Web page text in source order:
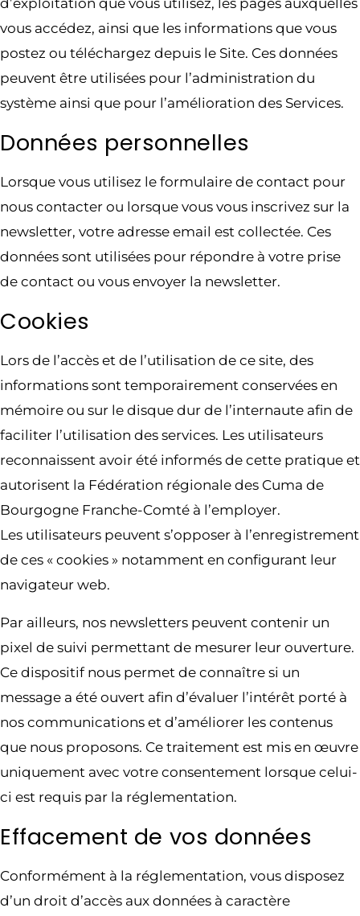
d’exploitation que vous utilisez, les pages auxquelles
vous accédez, ainsi que les informations que vous
postez ou téléchargez depuis le Site. Ces données
peuvent être utilisées pour l’administration du
système ainsi que pour l’amélioration des Services.
Données personnelles
Lorsque vous utilisez le formulaire de contact pour
nous contacter ou lorsque vous vous inscrivez sur la
newsletter, votre adresse email est collectée. Ces
données sont utilisées pour répondre à votre prise
de contact ou vous envoyer la newsletter.
Cookies
Lors de l’accès et de l’utilisation de ce site, des
informations sont temporairement conservées en
mémoire ou sur le disque dur de l’internaute afin de
faciliter l’utilisation des services. Les utilisateurs
reconnaissent avoir été informés de cette pratique et
autorisent la Fédération régionale des Cuma de
Bourgogne Franche-Comté à l’employer.
Les utilisateurs peuvent s’opposer à l’enregistrement
de ces « cookies » notamment en configurant leur
navigateur web.
Par ailleurs, nos newsletters peuvent contenir un
pixel de suivi permettant de mesurer leur ouverture.
Ce dispositif nous permet de connaître si un
message a été ouvert afin d’évaluer l’intérêt porté à
nos communications et d’améliorer les contenus
que nous proposons. Ce traitement est mis en œuvre
uniquement avec votre consentement lorsque celui-
ci est requis par la réglementation.
Effacement de vos données
Conformément à la réglementation, vous disposez
d’un droit d’accès aux données à caractère